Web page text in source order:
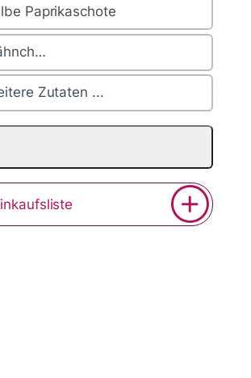
Paprikaschote
Zutaten ...